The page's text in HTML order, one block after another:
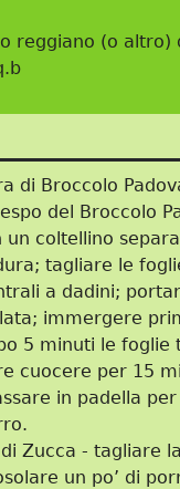
reggiano (o altro)
di Broccolo
del Broccolo
un coltellino
tagliare le
a dadini;
immergere
5 minuti le foglie
cuocere per 15
in padella
Zucca - tagliare
un po’ di